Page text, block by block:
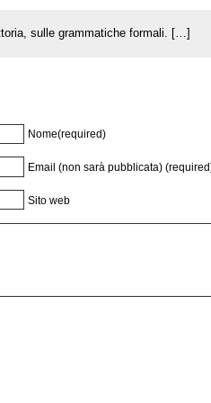
sulle grammatiche formali. […]
Nome(required)
Email (non sarà pubblicata)
Sito web